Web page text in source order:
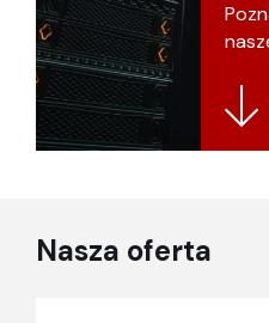
Nasza oferta